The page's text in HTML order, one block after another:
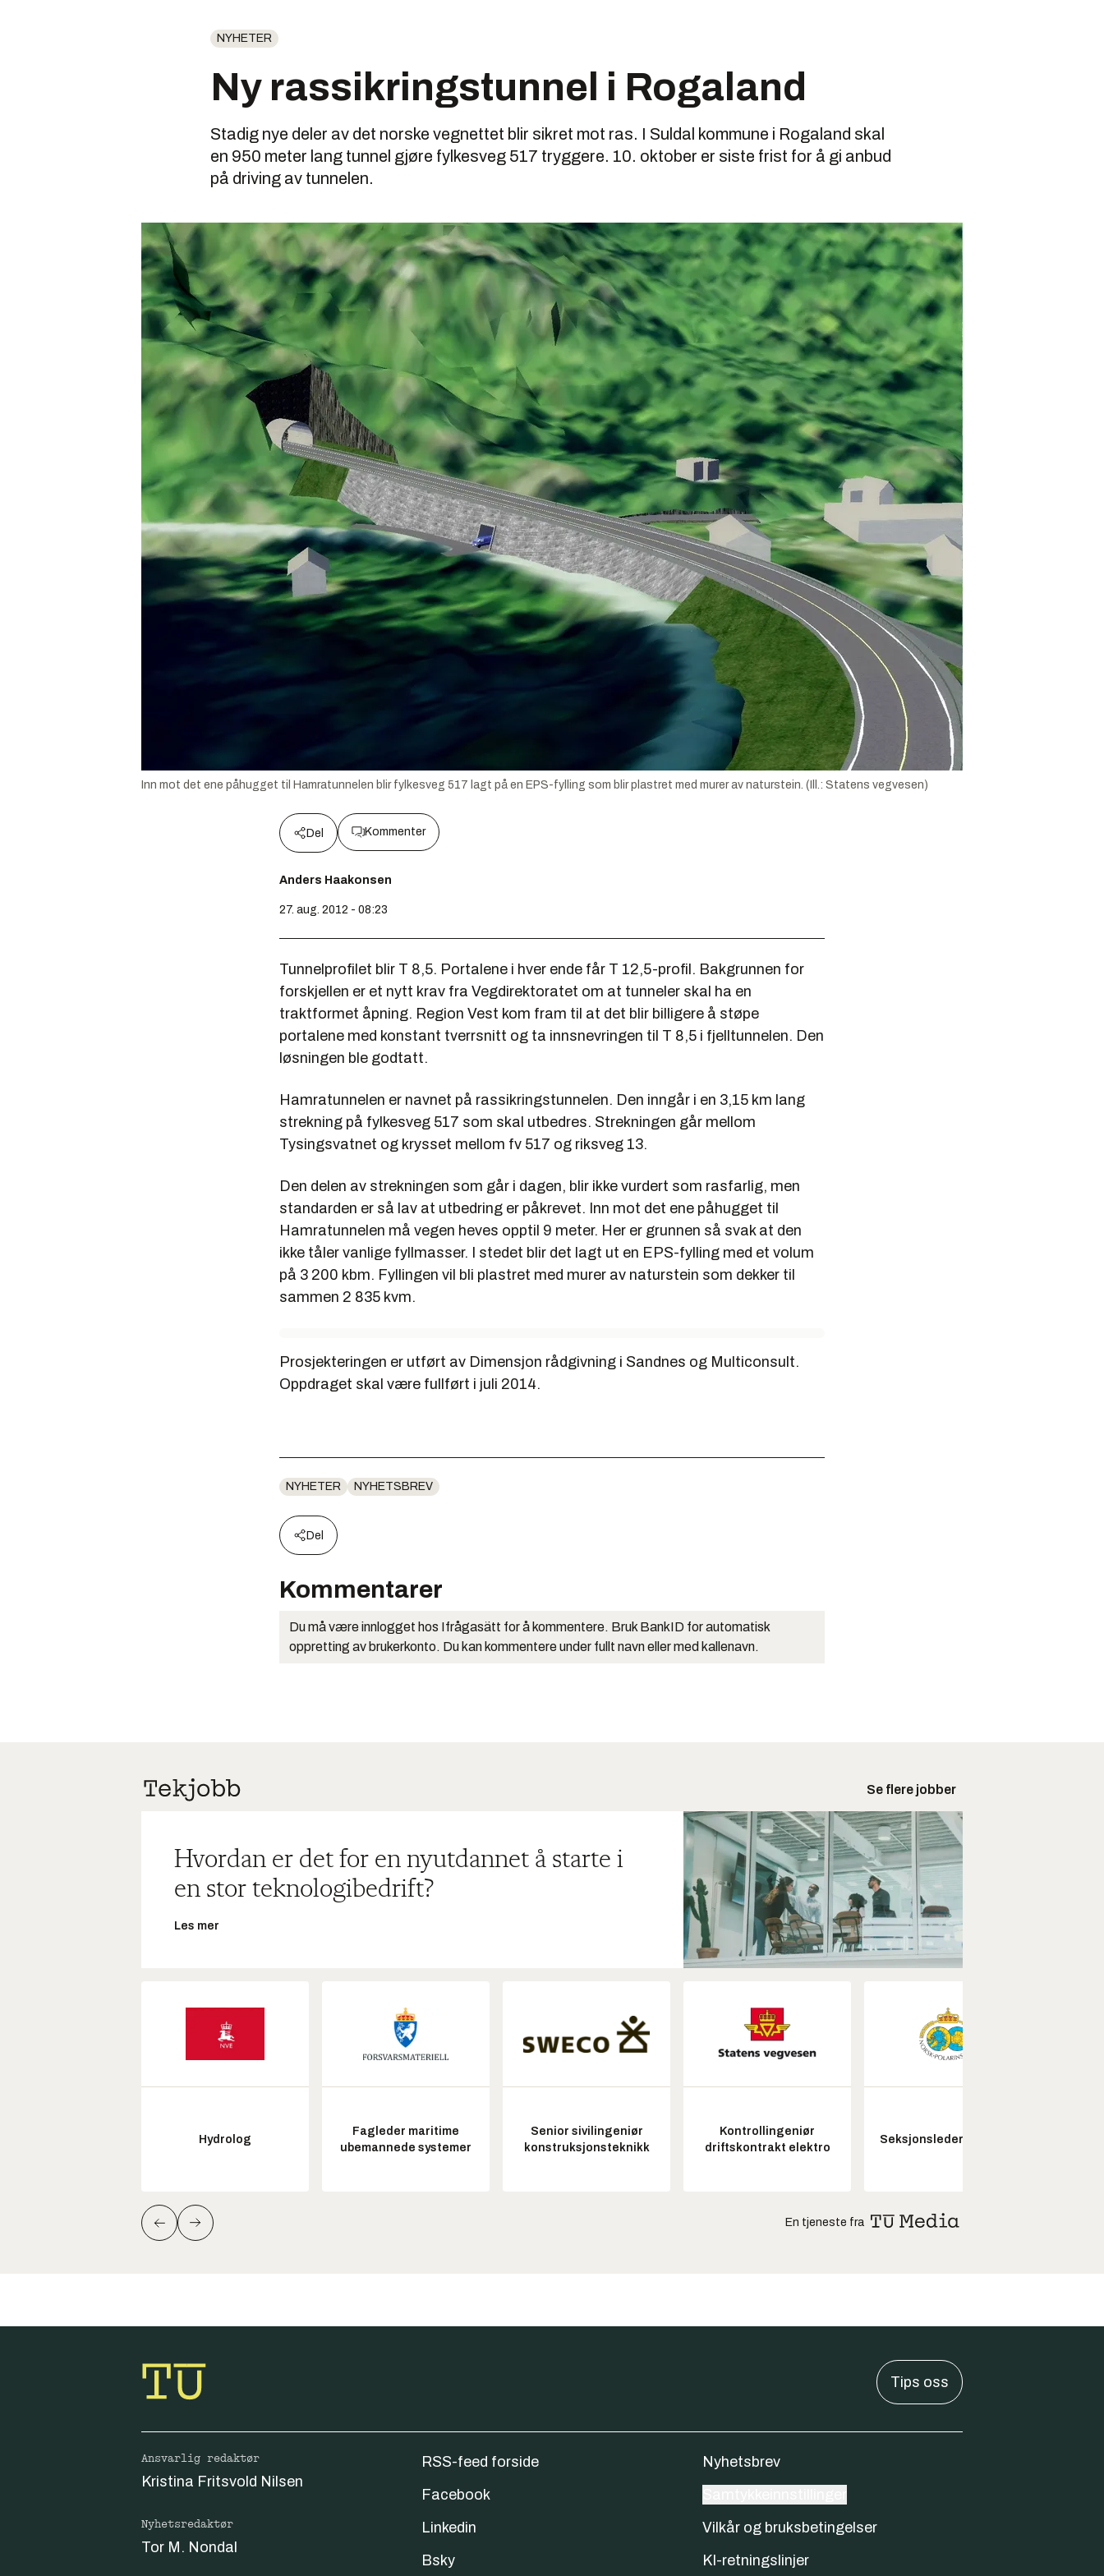
NYHETER
Ny rassikringstunnel i Rogaland
Stadig nye deler av det norske vegnettet blir sikret mot ras. I Suldal kommune i Rogaland skal
en 950 meter lang tunnel gjøre fylkesveg 517 tryggere. 10. oktober er siste frist for å gi anbud
på driving av tunnelen.
Inn mot det ene påhugget til Hamratunnelen blir fylkesveg 517 lagt på en EPS-fylling som blir plastret med murer av naturstein. (Ill.: Statens vegvesen)
Del Kommenter
Anders Haakonsen
27. aug. 2012 - 08:23
Tunnelprofilet blir T 8,5. Portalene i hver ende får T 12,5-profil. Bakgrunnen for
forskjellen er et nytt krav fra Vegdirektoratet om at tunneler skal ha en
traktformet åpning. Region Vest kom fram til at det blir billigere å støpe
portalene med konstant tverrsnitt og ta innsnevringen til T 8,5 i fjelltunnelen. Den
løsningen ble godtatt.
Hamratunnelen er navnet på rassikringstunnelen. Den inngår i en 3,15 km lang
strekning på fylkesveg 517 som skal utbedres. Strekningen går mellom
Tysingsvatnet og krysset mellom fv 517 og riksveg 13.
Den delen av strekningen som går i dagen, blir ikke vurdert som rasfarlig, men
standarden er så lav at utbedring er påkrevet. Inn mot det ene påhugget til
Hamratunnelen må vegen heves opptil 9 meter. Her er grunnen så svak at den
ikke tåler vanlige fyllmasser. I stedet blir det lagt ut en EPS-fylling med et volum
på 3 200 kbm. Fyllingen vil bli plastret med murer av naturstein som dekker til
sammen 2 835 kvm.
Prosjekteringen er utført av Dimensjon rådgivning i Sandnes og Multiconsult.
Oppdraget skal være fullført i juli 2014.
NYHETER NYHETSBREV
Del
Kommentarer
Du må være innlogget hos Ifrågasätt for å kommentere. Bruk BankID for automatisk
oppretting av brukerkonto. Du kan kommentere under fullt navn eller med kallenavn.
Se flere jobber
Hvordan er det for en nyutdannet å starte i
en stor teknologibedrift?
Les mer
Hydrolog
Fagleder maritime
ubemannede systemer
Senior sivilingeniør
konstruksjonsteknikk
Kontrollingeniør
driftskontrakt elektro
Seksjonsleder Nye Troll
En tjeneste fra
Tips oss
Ansvarlig redaktør
Kristina Fritsvold Nilsen
Nyhetsredaktør
Tor M. Nondal
RSS-feed forside
Facebook
Linkedin
Bsky
Nyhetsbrev
Vilkår og bruksbetingelser
KI-retningslinjer